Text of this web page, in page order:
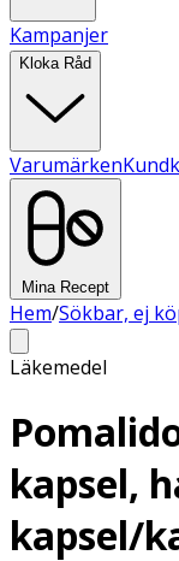
Kampanjer
Kloka Råd
Varumärken
Mina Recept
Hem/Sökbar, ej
Läkemedel
kapsel,
kapsel/